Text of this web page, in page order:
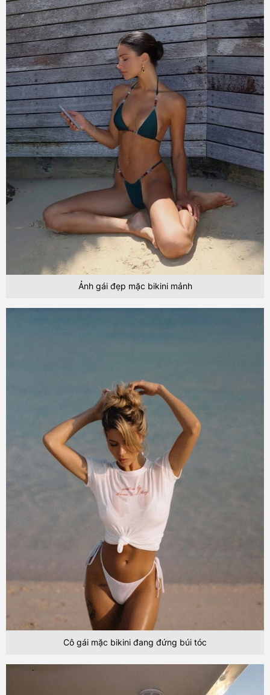
Ảnh gái đẹp mặc bikini mảnh
Cô gái mặc bikini đang đứng búi tóc